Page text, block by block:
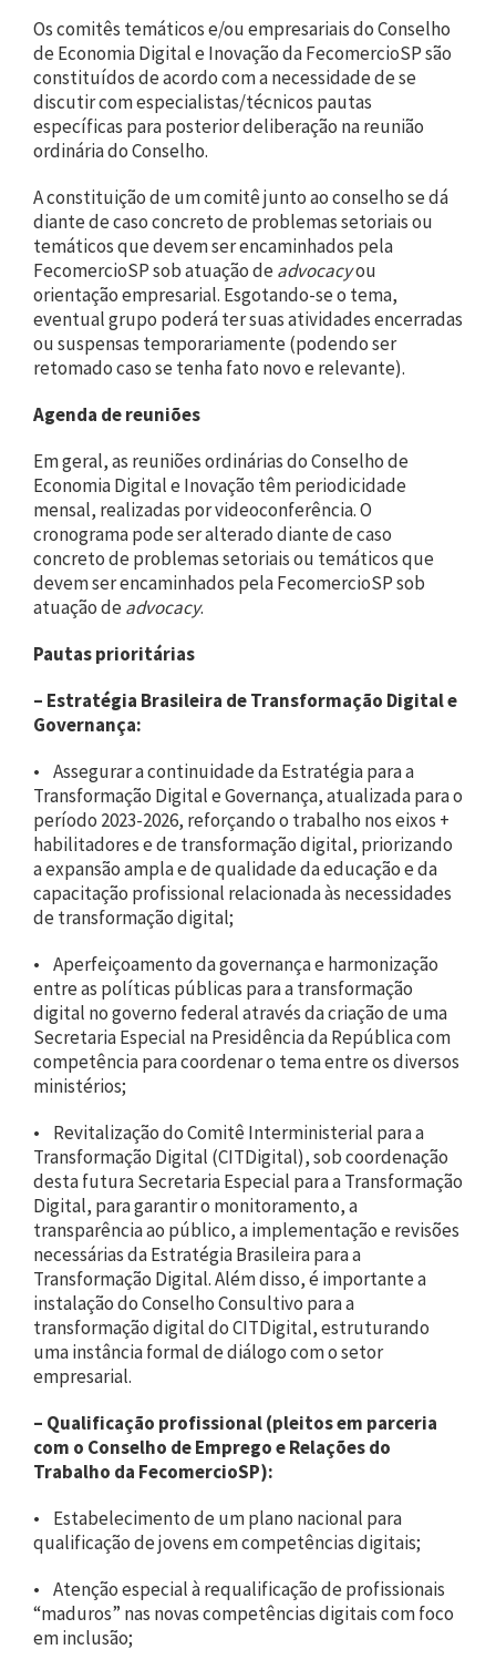
Os comitês temáticos e/ou empresariais do Conselho
de Economia Digital e Inovação da FecomercioSP são
constituídos de acordo com a necessidade de se
discutir com especialistas/técnicos pautas
específicas para posterior deliberação na reunião
ordinária do Conselho.
A constituição de um comitê junto ao conselho se dá
diante de caso concreto de problemas setoriais ou
temáticos que devem ser encaminhados pela
FecomercioSP sob atuação deadvocacyou
orientação empresarial. Esgotando-se o tema,
eventual grupo poderá ter suas atividades encerradas
ou suspensas temporariamente (podendo ser
retomado caso se tenha fato novo e relevante).
Agenda de reuniões
Em geral, as reuniões ordinárias do Conselho de
Economia Digital e Inovação têm periodicidade
mensal, realizadas por videoconferência. O
cronograma pode ser alterado diante de caso
concreto de problemas setoriais ou temáticos que
devem ser encaminhados pela FecomercioSP sob
atuação deadvocacy.
Pautas prioritárias
– Estratégia Brasileira de Transformação Digital e
Governança:
• Assegurar a continuidade da Estratégia para a
Transformação Digital e Governança, atualizada para o
período 2023-2026, reforçando o trabalho nos eixos +
habilitadores e de transformação digital, priorizando
a expansão ampla e de qualidade da educação e da
capacitação profissional relacionada às necessidades
de transformação digital;
• Aperfeiçoamento da governança e harmonização
entre as políticas públicas para a transformação
digital no governo federal através da criação de uma
Secretaria Especial na Presidência da República com
competência para coordenar o tema entre os diversos
ministérios;
• Revitalização do Comitê Interministerial para a
Transformação Digital (CITDigital), sob coordenação
desta futura Secretaria Especial para a Transformação
Digital, para garantir o monitoramento, a
transparência ao público, a implementação e revisões
necessárias da Estratégia Brasileira para a
Transformação Digital. Além disso, é importante a
instalação do Conselho Consultivo para a
transformação digital do CITDigital, estruturando
uma instância formal de diálogo com o setor
empresarial.
– Qualificação profissional (pleitos em parceria
com o Conselho de Emprego e Relações do
Trabalho da FecomercioSP):
• Estabelecimento de um plano nacional para
qualificação de jovens em competências digitais;
• Atenção especial à requalificação de profissionais
“maduros” nas novas competências digitais com foco
em inclusão;